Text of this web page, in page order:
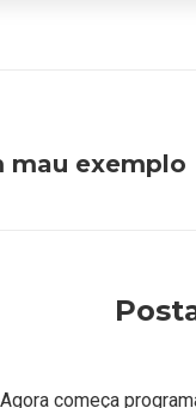
mau exemplo
começa